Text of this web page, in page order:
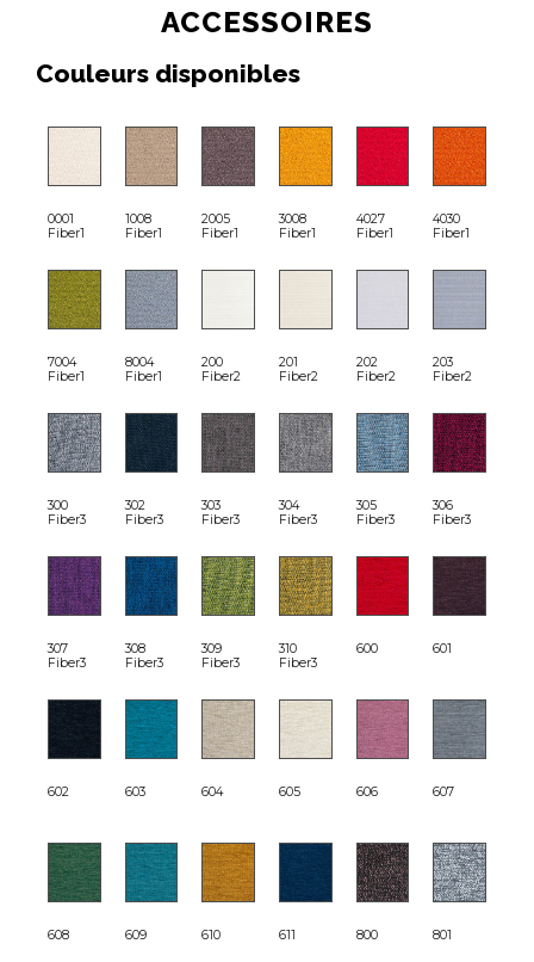
ACCESSOIRES
Couleurs disponibles
0001
Fiber1
1008
Fiber1
2005
Fiber1
3008
Fiber1
4027
Fiber1
4030
Fiber1
7004
Fiber1
8004
Fiber1
200
Fiber2
201
Fiber2
202
Fiber2
203
Fiber2
300
Fiber3
302
Fiber3
303
Fiber3
304
Fiber3
305
Fiber3
306
Fiber3
307
Fiber3
308
Fiber3
309
Fiber3
310
Fiber3
600 601
602 603 604 605 606 607
608 609 610 611 800 801